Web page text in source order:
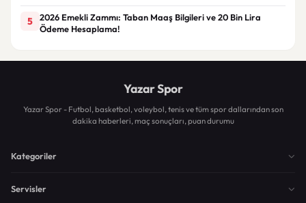
5
2026 Emekli Zammı: Taban Maaş Bilgileri ve 20 Bin Lira
Ödeme Hesaplama!
Yazar Spor
Yazar Spor - Futbol, basketbol, voleybol, tenis ve tüm spor dallarından son
dakika haberleri, maç sonuçları, puan durumu
Kategoriler
Servisler